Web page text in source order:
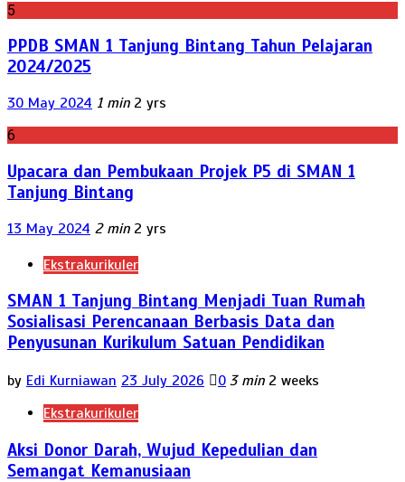
5
PPDB SMAN 1 Tanjung Bintang Tahun Pelajaran
2024/2025
30 May 2024 1 min 2 yrs
6
Upacara dan Pembukaan Projek P5 di SMAN 1
Tanjung Bintang
13 May 2024 2 min 2 yrs
Ekstrakurikuler
SMAN 1 Tanjung Bintang Menjadi Tuan Rumah
Sosialisasi Perencanaan Berbasis Data dan
Penyusunan Kurikulum Satuan Pendidikan
by Edi Kurniawan 23 July 2026 0 3 min 2 weeks
Ekstrakurikuler
Aksi Donor Darah, Wujud Kepedulian dan
Semangat Kemanusiaan